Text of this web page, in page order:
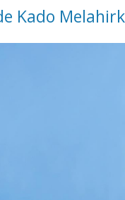
Kado